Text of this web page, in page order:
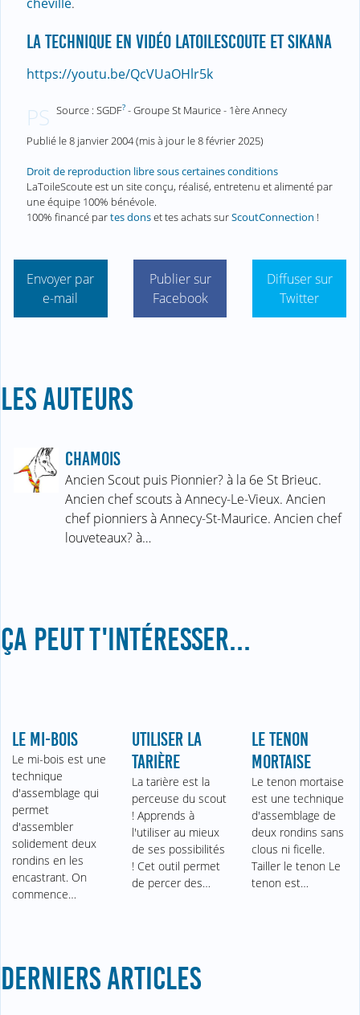
LA TECHNIQUE EN VIDÉO LATOILESCOUTE ET SIKANA
https://youtu.be/QcVUaOHlr5k
PS Source : SGDF?- Groupe St Maurice - 1ère Annecy
Publié le8 janvier 2004(mis à jour le8 février 2025)
Droit de reproduction libre sous certaines conditions
LaToileScoute est un site conçu, réalisé, entretenu et alimenté par
une équipe 100% bénévole.
100% financé partes donset tes achats surScoutConnection !
Envoyer par
e-mail
Publier sur
Facebook
Diffuser sur
Twitter
LES AUTEURS
CHAMOIS
Ancien Scout puis Pionnier? à la 6e St Brieuc.
Ancien chef scouts à Annecy-Le-Vieux. Ancien
chef pionniers à Annecy-St-Maurice. Ancien chef
louveteaux? à…
ÇA PEUT T'INTÉRESSER...
LE MI-BOIS
Le mi-bois est une
technique
d'assemblage qui
permet
d'assembler
solidement deux
rondins en les
encastrant. On
commence…
UTILISER LA
TARIÈRE
La tarière est la
perceuse du scout
! Apprends à
l'utiliser au mieux
de ses possibilités
! Cet outil permet
de percer des…
LE TENON
MORTAISE
Le tenon mortaise
est une technique
d'assemblage de
deux rondins sans
clous ni ficelle.
Tailler le tenon Le
tenon est…
DERNIERS ARTICLES